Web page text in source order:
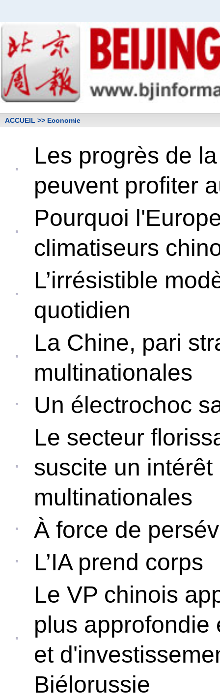
ACCUEIL >> Economie
Les progrès de
peuvent profiter
Pourquoi
climatiseurs
L’irrésistible
quotidien
La Chine, pari
multinationales
Un électrochoc
Le secteur
suscite un
multinationales
À force de
L’IA prend corps
Le VP chinois
plus approfondie
et
Biélorussie